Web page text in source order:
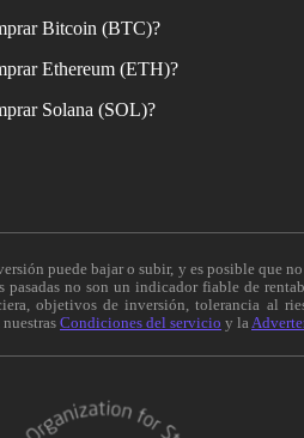
Bitcoin (BTC)?
Ethereum (ETH)?
Solana (SOL)?
puede bajar o subir, y es posible que
no son un indicador fiable de
objetivos de inversión, tolerancia al
Condiciones del servicio y la